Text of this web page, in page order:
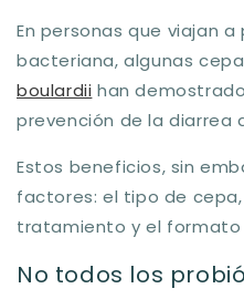
En personas que viajan
bacteriana, algunas
boulardii han
prevención de la diarrea
Estos beneficios, sin
factores: el tipo de
tratamiento y el formato
No todos los